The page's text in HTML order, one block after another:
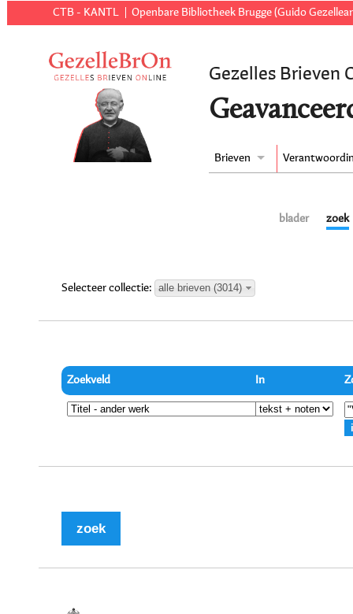
CTB - KANTL Openbare Bibliotheek Brugge (Guido
Gezelles Brieven
Brieven
blader zoek
Selecteer collectie: alle brieven (3014)
Zoekveld In